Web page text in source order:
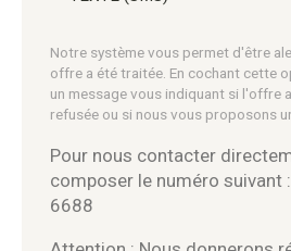
Notre système vous permet d'être
offre a été traitée. En cochant cette
un message vous indiquant si l'offre
refusée ou si nous vous proposons
Pour nous contacter
composer le numéro suivant
6688